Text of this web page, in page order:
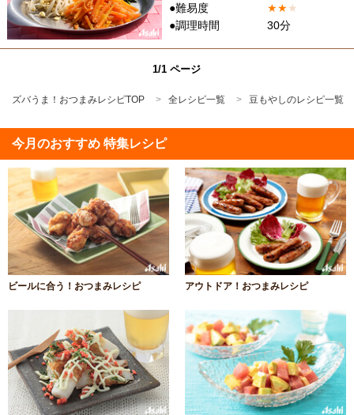
●難易度
★★★
●調理時間
30分
1/1 ページ
ズバうま！おつまみレシピTOP 全レシピ一覧 豆もやしのレシピ一覧
今月のおすすめ 特集レシピ
ビールに合う！おつまみレシピ アウトドア！おつまみレシピ